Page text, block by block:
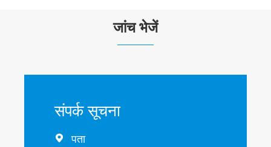
जांच भेजें
संपर्क सूचना
 पता